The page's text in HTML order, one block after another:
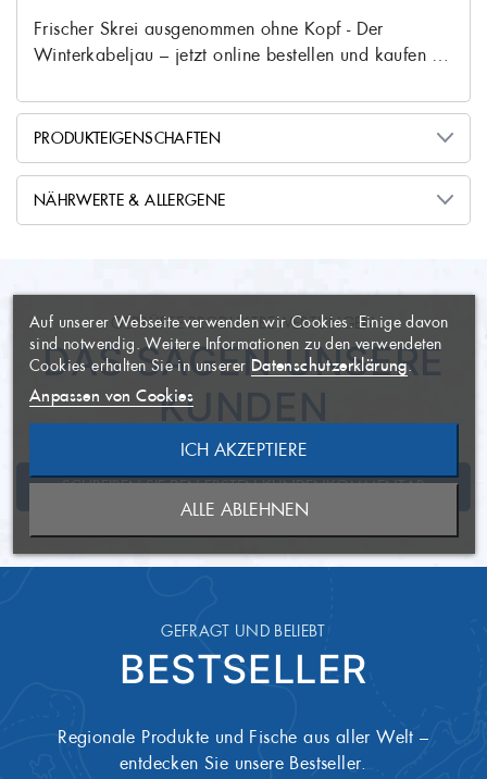
Frischer Skrei ausgenommen ohne Kopf - Der
Winterkabeljau – jetzt online bestellen und kaufen …
PRODUKTEIGENSCHAFTEN
Lateinischer Name
Gewässerart Salzwasser-Spezialität
gefangen in der
Haken und Langleinen
Die Lieferung erfolgt gut
gekühlt.
Bei 2 bis 7°C
Mindesthaltbarkeit 5 Tage
Artikel-Nummer SKU10500350
NÄHRWERTE & ALLERGENE
Brennwert 77kcal, 323kj
Fett 0,7g
davon gesättigte Fette
davon Zucker -
Eiweiß 17g
GEPRÜFTE PRODUKTBEWERTUNGEN
DAS SAGEN UNSERE
KUNDEN
SCHREIBEN SIE DEN ERSTEN KUNDENKOMMENTAR
GEFRAGT UND BELIEBT
BESTSELLER
Regionale Produkte und Fische aus aller Welt –
entdecken Sie unsere Bestseller.
AUF MEINE
WUNSCHLISTE
×
Name der Wunschliste
ABBRECHEN
WUNSCHLISTE ERSTELLEN
×
Sie müssen angemeldet sein, um
Artikel Ihrer Wunschliste
hinzufügen zu können.
ABBRECHEN
ANMELDEN
Auf unserer Webseite verwenden wir Cookies. Einige davon
sind notwendig. Weitere Informationen zu den verwendeten
Cookies erhalten Sie in unserer Datenschutzerklärung
Anpassen von Cookies
ALLE ABLEHNEN
ICH AKZEPTIERE